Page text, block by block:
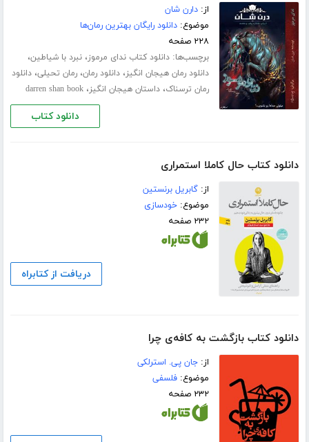
از:دارن شان
موضوع:دانلود رایگان بهترین رمان‌ها
۲۲۸ صفحه
برچسب‌ها:دانلود کتاب ندای مرموز،نبرد با شیاطین،
دانلود رمان هیجان انگیز،دانلود رمان،رمان تحیلی،دانلود
رمان ترسناک،داستان هیجان انگیز،darren shan book
دانلود کتاب
دانلود کتاب حال کاملا استمراری
از:گابریل برنستین
موضوع:خودسازی
۲۳۲ صفحه
دریافت از کتابراه
دانلود کتاب بازگشت به کافه‌ی چرا
از:جان پی. استرلکی
موضوع:فلسفی
۲۳۲ صفحه